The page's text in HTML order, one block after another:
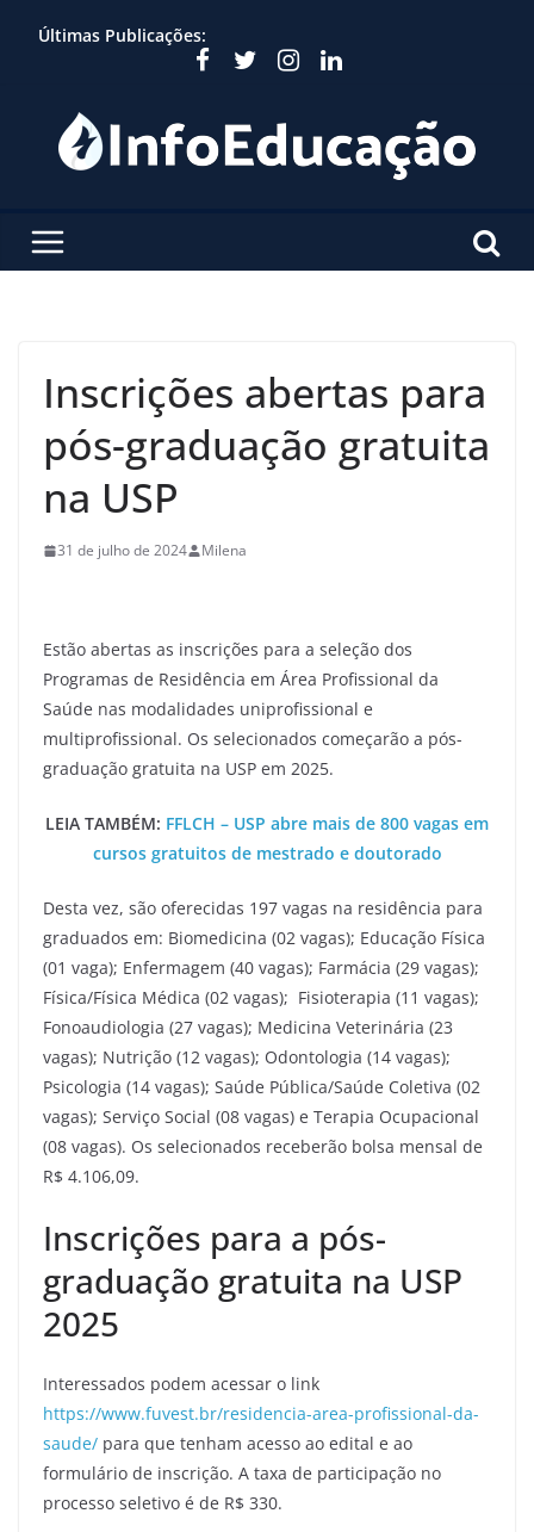
Últimas Publicações:
Inscrições abertas para
pós-graduação gratuita
na USP
31 de julho de 2024 Milena
Estão abertas as inscrições para a seleção dos
Programas de Residência em Área Profissional da
Saúde nas modalidades uniprofissional e
multiprofissional. Os selecionados começarão a pós-
graduação gratuita na USP em 2025.
LEIA TAMBÉM: FFLCH – USP abre mais de 800 vagas em
cursos gratuitos de mestrado e doutorado
Desta vez, são oferecidas 197 vagas na residência para
graduados em: Biomedicina (02 vagas); Educação Física
(01 vaga); Enfermagem (40 vagas); Farmácia (29 vagas);
Física/Física Médica (02 vagas); Fisioterapia (11 vagas);
Fonoaudiologia (27 vagas); Medicina Veterinária (23
vagas); Nutrição (12 vagas); Odontologia (14 vagas);
Psicologia (14 vagas); Saúde Pública/Saúde Coletiva (02
vagas); Serviço Social (08 vagas) e Terapia Ocupacional
(08 vagas). Os selecionados receberão bolsa mensal de
R$ 4.106,09.
Inscrições para a pós-
graduação gratuita na USP
2025
Interessados podem acessar o link
https://www.fuvest.br/residencia-area-profissional-da-
saude/ para que tenham acesso ao edital e ao
formulário de inscrição. A taxa de participação no
processo seletivo é de R$ 330.